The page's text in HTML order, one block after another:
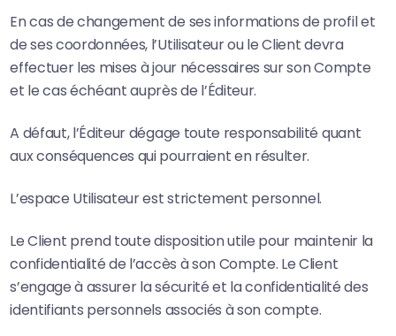
En cas de changement de ses informations de profil et
de ses coordonnées, l’Utilisateur ou le Client devra
effectuer les mises à jour nécessaires sur son Compte
et le cas échéant auprès de l’Éditeur.
A défaut, l’Éditeur dégage toute responsabilité quant
aux conséquences qui pourraient en résulter.
L’espace Utilisateur est strictement personnel.
Le Client prend toute disposition utile pour maintenir la
confidentialité de l’accès à son Compte. Le Client
s’engage à assurer la sécurité et la confidentialité des
identifiants personnels associés à son compte.